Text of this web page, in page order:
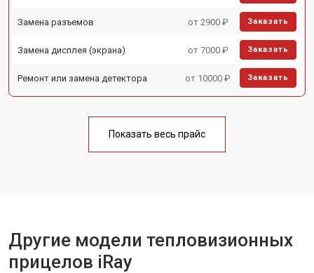
Замена разъемов от 2900 ₽ Заказать
Замена дисплея (экрана) от 7000 ₽ Заказать
Ремонт или замена детектора от 10000 ₽ Заказать
Показать весь прайс
Другие модели тепловизионных
прицелов iRay